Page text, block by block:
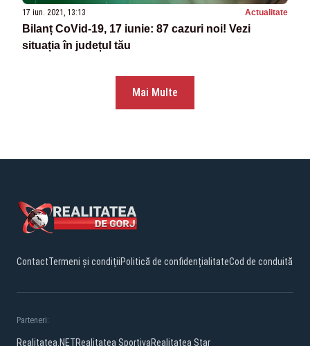
17 iun. 2021, 13:13 Actualitate
Bilanț CoVid-19, 17 iunie: 87 cazuri noi! Vezi
situația în județul tău
Mai Multe
ContactTermeni și condițiiPolitică de confidențialitateCod de conduită
Parteneri:
Realitatea.NETRealitatea SportivaRealitatea Star